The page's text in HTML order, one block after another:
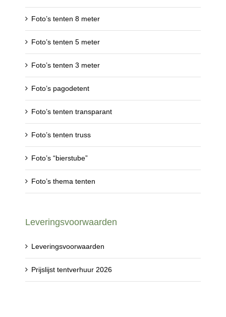
Foto’s tenten 8 meter
Foto’s tenten 5 meter
Foto’s tenten 3 meter
Foto’s pagodetent
Foto’s tenten transparant
Foto’s tenten truss
Foto’s “bierstube”
Foto’s thema tenten
Leveringsvoorwaarden
Leveringsvoorwaarden
Prijslijst tentverhuur 2026